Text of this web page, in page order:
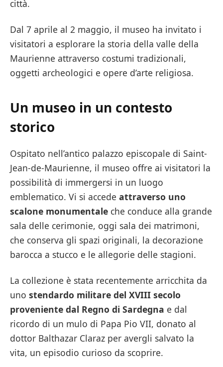
città.
Dal 7 aprile al 2 maggio, il museo ha invitato i
visitatori a esplorare la storia della valle della
Maurienne attraverso costumi tradizionali,
oggetti archeologici e opere d’arte religiosa.
Un museo in un contesto
storico
Ospitato nell’antico palazzo episcopale di Saint-
Jean-de-Maurienne, il museo offre ai visitatori la
possibilità di immergersi in un luogo
emblematico. Vi si accede attraverso uno
scalone monumentale che conduce alla grande
sala delle cerimonie, oggi sala dei matrimoni,
che conserva gli spazi originali, la decorazione
barocca a stucco e le allegorie delle stagioni.
La collezione è stata recentemente arricchita da
uno stendardo militare del XVIII secolo
proveniente dal Regno di Sardegna e dal
ricordo di un mulo di Papa Pio VII, donato al
dottor Balthazar Claraz per avergli salvato la
vita, un episodio curioso da scoprire.